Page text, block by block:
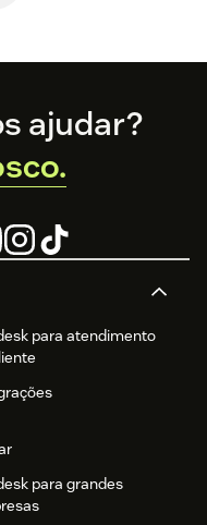
para atendimento
para grandes
ajudar?